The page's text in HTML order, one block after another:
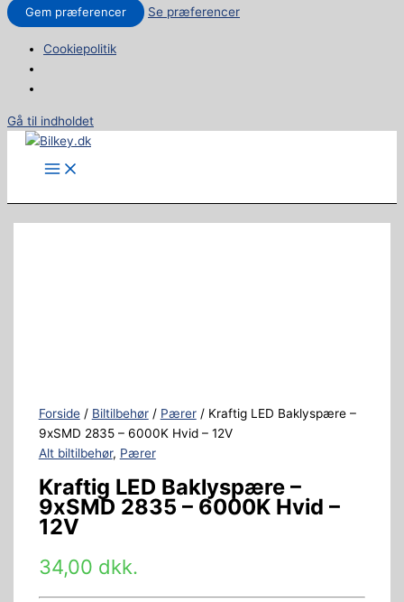
Gem præferencer Se præferencer
Cookiepolitik
Gå til indholdet
Forside/ Biltilbehør/ Pærer/ Kraftig LED Baklyspære –
9xSMD 2835 – 6000K Hvid – 12V
Alt biltilbehør, Pærer
Kraftig LED Baklyspære –
9xSMD 2835 – 6000K Hvid –
12V
34,00 dkk.